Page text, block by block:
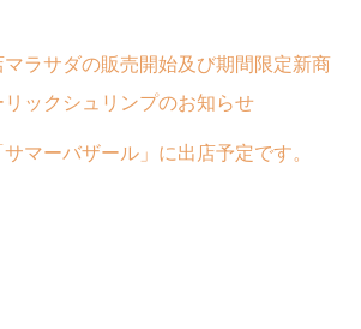
ラサダの販売開始及び期間限定新商
ックシュリンプのお知らせ
マーバザール」に出店予定です。